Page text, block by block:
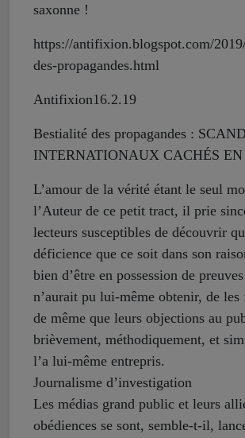
saxonne !
https://antifixion.blogspot.com/
des-propagandes.html
Antifixion16.2.19
Bestialité des propagandes :
INTERNATIONAUX CACHÉS
L’amour de la vérité étant le seul
l’Auteur de ce petit tract, il prie
lecteurs susceptibles de découvrir
déficience que ce soit dans son
bien d’être en possession de
n’aurait pu lui-même obtenir, de
de même que leurs objections au
brièvement, méthodiquement, et
l’a lui-même entrepris.
Journalisme d’investigation
Les médias grand public et leurs
obédiences se sont, semble-t-il,